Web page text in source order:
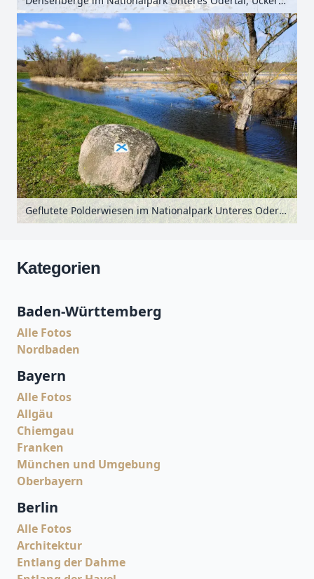
Geflutete Polderwiesen im Nationalpark Unteres Odertal, Uckermark, Brandenburg, Deutschland
Kategorien
Baden-Württemberg
Alle Fotos
Nordbaden
Bayern
Alle Fotos
Allgäu
Chiemgau
Franken
München und Umgebung
Oberbayern
Berlin
Alle Fotos
Architektur
Entlang der Dahme